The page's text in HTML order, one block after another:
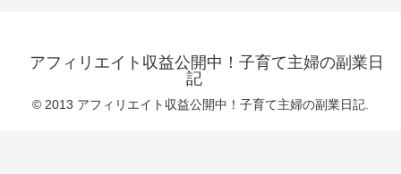
アフィリエイト収益公開中！子育て主婦の副業日
記
© 2013 アフィリエイト収益公開中！子育て主婦の副業日記.